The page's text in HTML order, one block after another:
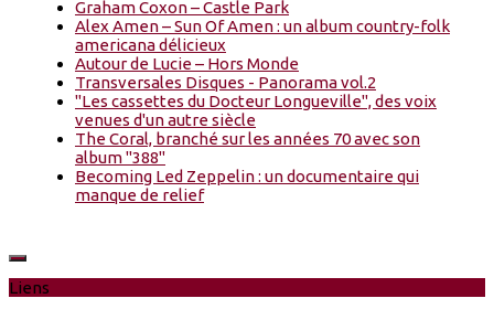
Graham Coxon – Castle Park
Alex Amen – Sun Of Amen : un album country-folk
americana délicieux
Autour de Lucie – Hors Monde
Transversales Disques - Panorama vol.2
"Les cassettes du Docteur Longueville", des voix
venues d'un autre siècle
The Coral, branché sur les années 70 avec son
album "388"
Becoming Led Zeppelin : un documentaire qui
manque de relief
Liens